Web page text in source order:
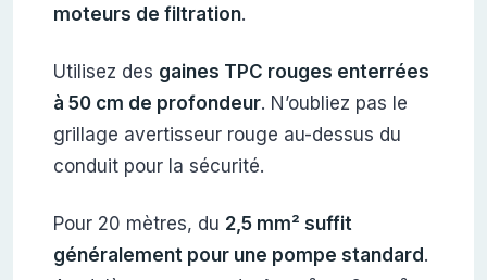
moteurs de filtration.
Utilisez des gaines TPC rouges enterrées
à 50 cm de profondeur. N’oubliez pas le
grillage avertisseur rouge au-dessus du
conduit pour la sécurité.
Pour 20 mètres, du 2,5 mm² suffit
généralement pour une pompe standard .